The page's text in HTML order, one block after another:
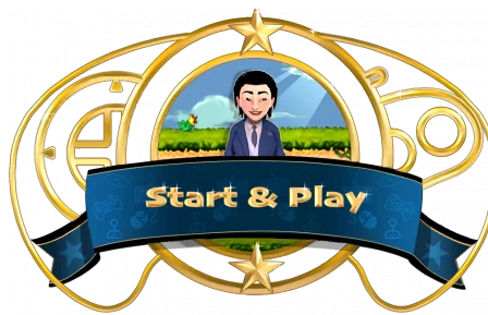
principal